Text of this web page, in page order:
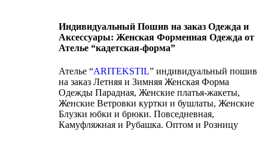
Индивидуальный Пошив на заказ Одежда и
Аксессуары: Женская Форменная Одежда от
Ателье “кадетская-форма”
Ателье “ARITEKSTIL” индивидуальный пошив
на заказ Летняя и Зимняя Женская Форма
Одежды Парадная, Женские платья-жакеты,
Женские Ветровки куртки и бушлаты, Женские
Блузки юбки и брюки. Повседневная,
Камуфляжная и Рубашка. Оптом и Розницу